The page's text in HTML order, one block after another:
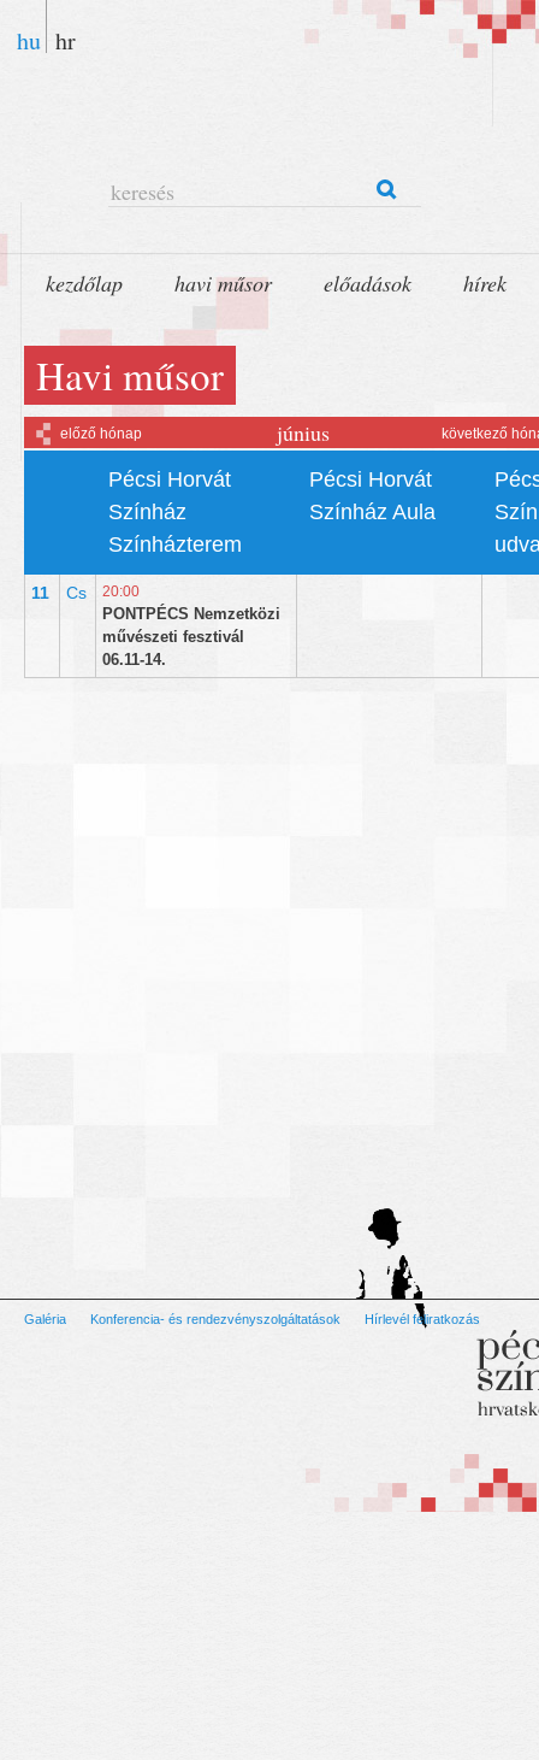
hu hr
keresés
kezdőlap havi műsor előadások hírek
Havi műsor
előző hónap következő
június
Pécsi Horvát
Színház
Színházterem
Pécsi Horvát
Színház Aula
11 Cs 20:00
PONTPÉCS Nemzetközi
művészeti fesztivál
06.11-14.
Galéria Konferencia- és rendezvényszolgáltatások Hírlevél feliratkozás